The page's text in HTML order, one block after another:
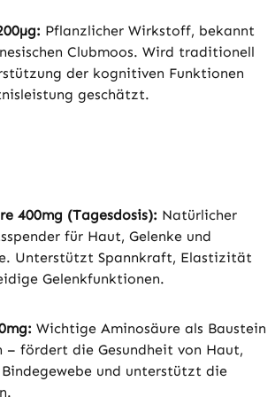
Pflanzlicher Wirkstoff, bekannt
Clubmoos. Wird traditionell
der kognitiven Funktionen
geschätzt.
400mg (Tagesdosis): Natürlicher
für Haut, Gelenke und
Unterstützt Spannkraft, Elastizität
Gelenkfunktionen.
Wichtige Aminosäure als Baustein
– fördert die Gesundheit von Haut,
und unterstützt die